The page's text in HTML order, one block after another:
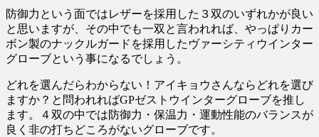
防御力という面ではレザーを採用した３双のいずれかが良い
と思いますが、その中でも一双と言われれば、やっぱりカー
ボン製のナックルガードを採用したヴァーシティウインター
グローブという事になるでしょう。
どれを選んだらわからない！アイキョウさんならどれを選び
ますか？と問われればGPゼストウインターグローブを推し
ます。４双の中では防御力・保温力・運動性能のバランスが
良く非の打ちどころがないグローブです。